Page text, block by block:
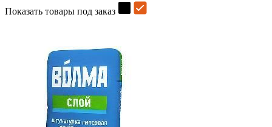
Показать товары под заказ